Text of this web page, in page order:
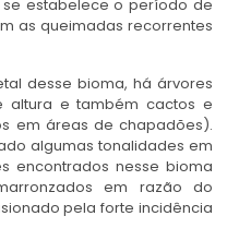
estabelece o período de
as queimadas recorrentes
desse bioma, há árvores
altura e também cactos e
em áreas de chapadões).
algumas tonalidades em
encontrados nesse bioma
em razão do
pela forte incidência